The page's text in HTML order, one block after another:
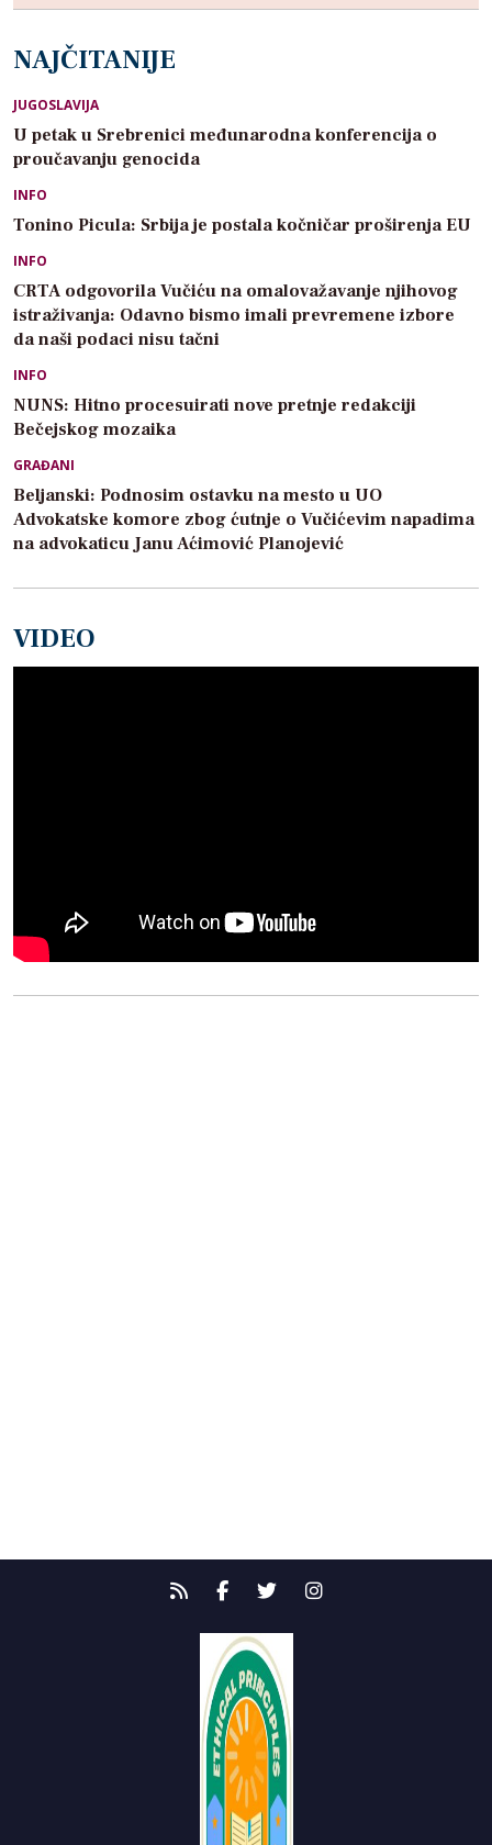
NAJČITANIJE
JUGOSLAVIJA
U petak u Srebrenici međunarodna konferencija o
proučavanju genocida
INFO
Tonino Picula: Srbija je postala kočničar proširenja EU
INFO
CRTA odgovorila Vučiću na omalovažavanje njihovog
istraživanja: Odavno bismo imali prevremene izbore
da naši podaci nisu tačni
INFO
NUNS: Hitno procesuirati nove pretnje redakciji
Bečejskog mozaika
GRAĐANI
Beljanski: Podnosim ostavku na mesto u UO
Advokatske komore zbog ćutnje o Vučićevim napadima
na advokaticu Janu Aćimović Planojević
VIDEO